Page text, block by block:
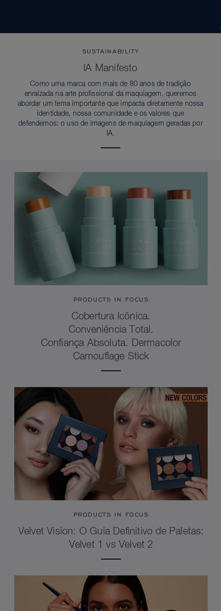
SUSTAINABILITY
IA Manifesto
Como uma marca com mais de 80 anos de tradição
enraizada na arte profissional da maquiagem, queremos
abordar um tema importante que impacta diretamente nossa
identidade, nossa comunidade e os valores que
defendemos: o uso de imagens de maquiagem geradas por
IA.
PRODUCTS IN FOCUS
Cobertura Icônica.
Conveniência Total.
Confiança Absoluta. Dermacolor
Camouflage Stick
PRODUCTS IN FOCUS
Velvet Vision: O Guia Definitivo de Paletas:
Velvet 1 vs Velvet 2